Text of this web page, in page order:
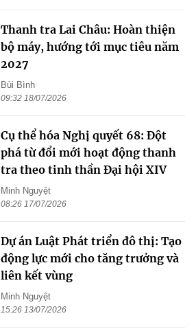
Thanh tra Lai Châu: Hoàn thiện
bộ máy, hướng tới mục tiêu năm
2027
Bùi Bình
09:32 18/07/2026
Cụ thể hóa Nghị quyết 68: Đột
phá từ đổi mới hoạt động thanh
tra theo tinh thần Đại hội XIV
Minh Nguyệt
08:26 17/07/2026
Dự án Luật Phát triển đô thị: Tạo
động lực mới cho tăng trưởng và
liên kết vùng
Minh Nguyệt
15:26 13/07/2026